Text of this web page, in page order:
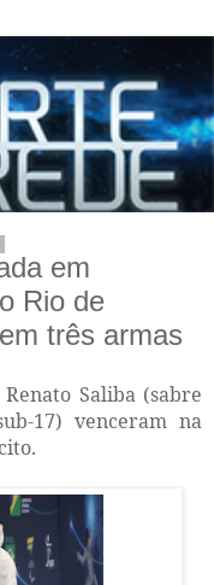
em
Rio de
três armas
Saliba (sabre
17) venceram na